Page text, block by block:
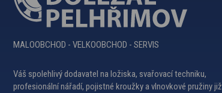
MALOOBCHOD - VELKOOBCHOD - SERVIS
Váš spolehlivý dodavatel na ložiska, svařovací techniku,
profesionální nářadí, pojistné kroužkya vlnovkové pružinyjiž